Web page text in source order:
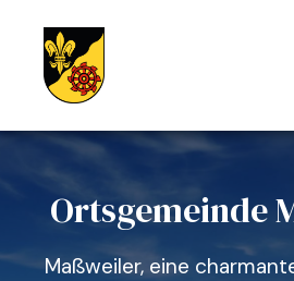
Ortsgemeinde
Maßweiler, eine